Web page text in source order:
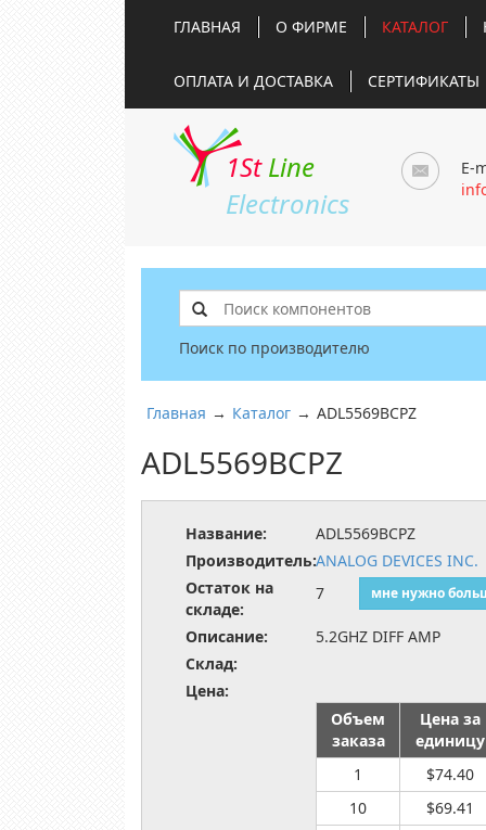
ГЛАВНАЯ О ФИРМЕ КАТАЛОГ
ОПЛАТА И ДОСТАВКА СЕРТИФИКАТЫ
1St Line
Electronics
E-
Поиск по производителю
Главная → Каталог → ADL5569BCPZ
ADL5569BCPZ
Название:
ADL5569BCPZ
Производитель:ANALOG DEVICES INC.
Остаток на
складе:
7 мне нужно
Описание:
5.2GHZ DIFF AMP
Склад:
Цена:
Объем
заказа
Цена за
единицу
1
$74.40
10
$69.41